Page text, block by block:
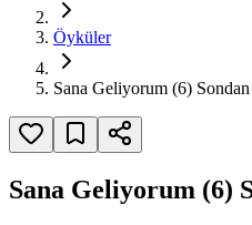
Öyküler
Sana Geliyorum (6)
Sana Geliyorum (6)